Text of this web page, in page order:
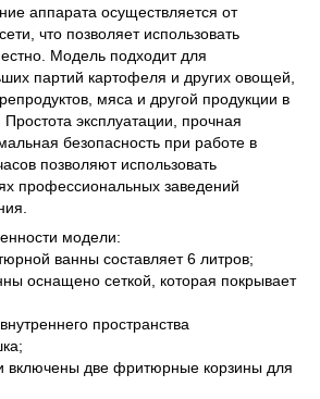
аппарата осуществляется от
что позволяет использовать
Модель подходит для
партий картофеля и других овощей,
мяса и другой продукции в
эксплуатации, прочная
безопасность при работе в
позволяют использовать
профессиональных заведений
модели:
ванны составляет 6 литров;
оснащено сеткой, которая покрывает
пространства
включены две фритюрные корзины для